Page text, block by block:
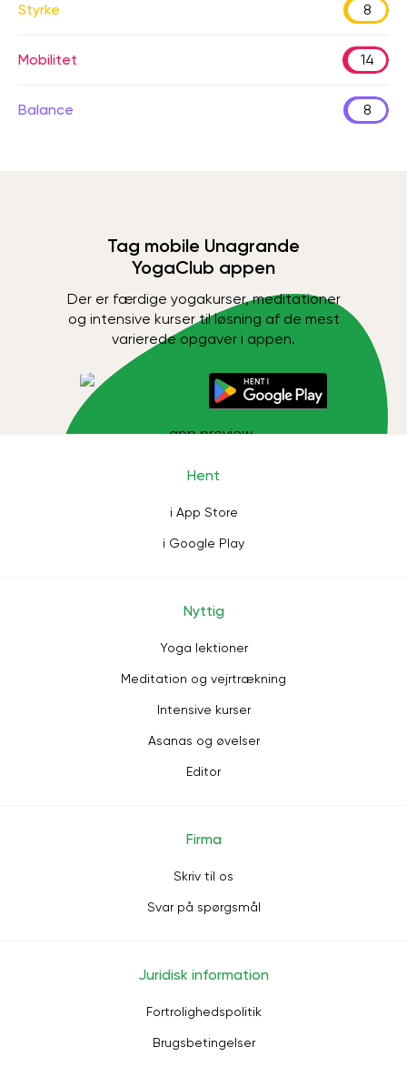
Styrke 8
Mobilitet 14
Balance 8
Tag mobile Unagrande
YogaClub appen
Der er færdige yogakurser, meditationer
og intensive kurser til løsning af de mest
varierede opgaver i appen.
Hent
i App Store
i Google Play
Nyttig
Yoga lektioner
Meditation og vejrtrækning
Intensive kurser
Asanas og øvelser
Editor
Firma
Skriv til os
Svar på spørgsmål
Juridisk information
Fortrolighedspolitik
Brugsbetingelser